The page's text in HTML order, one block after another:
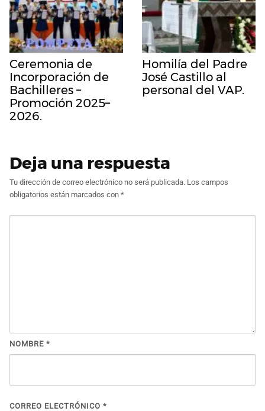
Ceremonia de
Incorporación de
Bachilleres –
Promoción 2025–
2026.
Homilía del Padre
José Castillo al
personal del VAP.
Deja una respuesta
Tu dirección de correo electrónico no será publicada. Los campos
obligatorios están marcados con *
NOMBRE *
CORREO ELECTRÓNICO *